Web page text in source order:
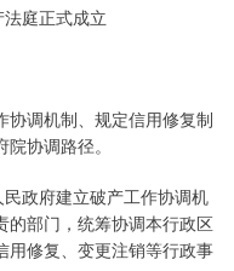
庭正式成立
协调机制、规定信用修复制
协调路径。
政府建立破产工作协调机
的部门，统筹协调本行政区
用修复、变更注销等行政事